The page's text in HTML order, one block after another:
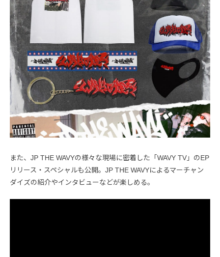
また、JP THE WAVYの様々な現場に密着した「WAVY TV」のEP
リリース・スペシャルも公開。JP THE WAVYによるマーチャン
ダイズの紹介やインタビューなどが楽しめる。